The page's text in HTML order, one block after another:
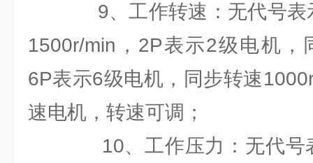
9、工作转速：无代号表示
1500r/min，2P表示2级电机，
6P表示6级电机，同步转速
速电机，转速可调；
10、工作压力：无代号表